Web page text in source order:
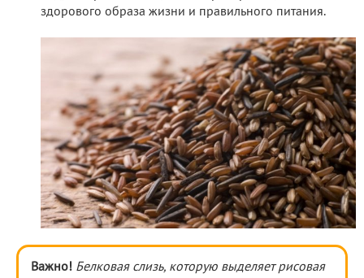
здорового образа жизни и правильного питания.
Важно! Белковая слизь, которую выделяет рисовая